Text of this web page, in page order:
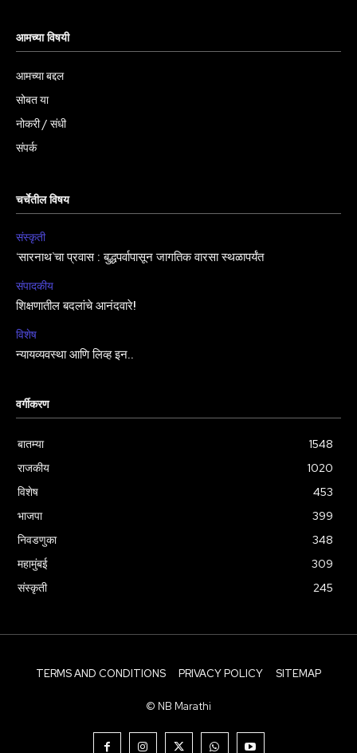
आमच्या विषयी
आमच्या बद्दल
सोबत या
नोकरी / संधी
संपर्क
चर्चेतील विषय
संस्कृती
‘सारनाथ’चा प्रवास : बुद्धपर्वापासून जागतिक वारसा स्थळापर्यंत
संपादकीय
शिक्षणातील बदलांचे आनंदवारे!
विशेष
न्यायव्यवस्था आणि लिव्ह इन..
वर्गीकरण
बातम्या
1548
राजकीय
1020
विशेष
453
भाजपा
399
निवडणुका
348
महामुंबई
309
संस्कृती
245
TERMS AND CONDITIONS PRIVACY POLICY SITEMAP
© NB Marathi